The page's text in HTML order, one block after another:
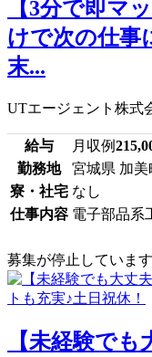
【3分で即マ
けで次の仕事
末...
UTエージェント株式
給与 月収例
勤務地
宮城県 加美
寮・社宅 なし
仕事内容 電子部品系
募集が停止しています
【未経験で